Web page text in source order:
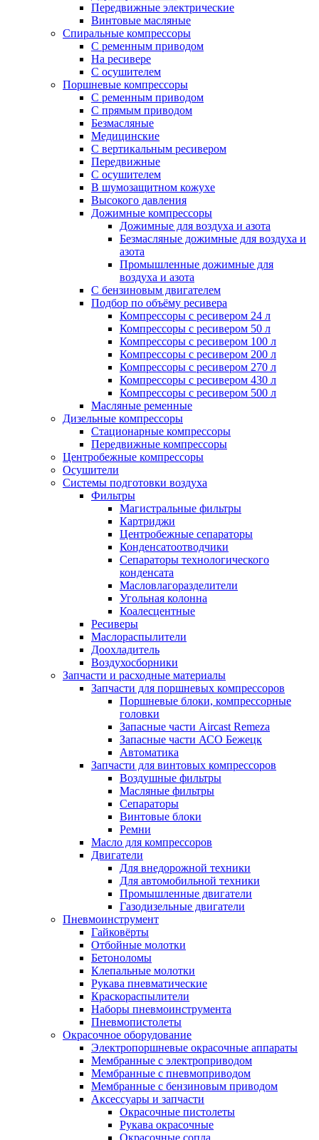
Передвижные электрические
Винтовые масляные
Спиральные компрессоры
С ременным приводом
На ресивере
С осушителем
Поршневые компрессоры
С ременным приводом
С прямым приводом
Безмасляные
Медицинские
С вертикальным ресивером
Передвижные
С осушителем
В шумозащитном кожухе
Высокого давления
Дожимные компрессоры
Дожимные для воздуха и азота
Безмасляные дожимные для воздуха и
азота
Промышленные дожимные для
воздуха и азота
С бензиновым двигателем
Подбор по объёму ресивера
Компрессоры с ресивером 24 л
Компрессоры с ресивером 50 л
Компрессоры с ресивером 100 л
Компрессоры с ресивером 200 л
Компрессоры с ресивером 270 л
Компрессоры с ресивером 430 л
Компрессоры с ресивером 500 л
Масляные ременные
Дизельные компрессоры
Стационарные компрессоры
Передвижные компрессоры
Центробежные компрессоры
Осушители
Системы подготовки воздуха
Фильтры
Магистральные фильтры
Картриджи
Центробежные сепараторы
Конденсатоотводчики
Сепараторы технологического
конденсата
Масловлагоразделители
Угольная колонна
Коалесцентные
Ресиверы
Маслораспылители
Доохладитель
Воздухосборники
Запчасти и расходные материалы
Запчасти для поршневых компрессоров
Поршневые блоки, компрессорные
головки
Запасные части Aircast Remeza
Запасные части АСО Бежецк
Автоматика
Запчасти для винтовых компрессоров
Воздушные фильтры
Масляные фильтры
Сепараторы
Винтовые блоки
Ремни
Масло для компрессоров
Двигатели
Для внедорожной техники
Для автомобильной техники
Промышленные двигатели
Газодизельные двигатели
Пневмоинструмент
Гайковёрты
Отбойные молотки
Бетоноломы
Клепальные молотки
Рукава пневматические
Краскораспылители
Наборы пневмоинструмента
Пневмопистолеты
Окрасочное оборудование
Электропоршневые окрасочные аппараты
Мембранные с электроприводом
Мембранные с пневмоприводом
Мембранные с бензиновым приводом
Аксессуары и запчасти
Окрасочные пистолеты
Рукава окрасочные
Окрасочные сопла